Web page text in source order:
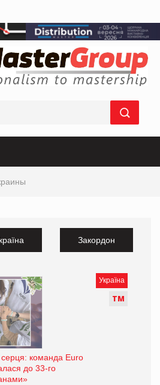
Закордон
Україна
ТМ
серця: команда Euro
до 33-го